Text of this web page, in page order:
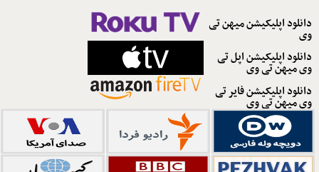
دانلود اپلیکیشن میهن تی
وی
دانلود اپلیکیشن اپل تی
وی میهن تی وی
دانلود اپلیکیشن فایر تی
وی میهن تی وی